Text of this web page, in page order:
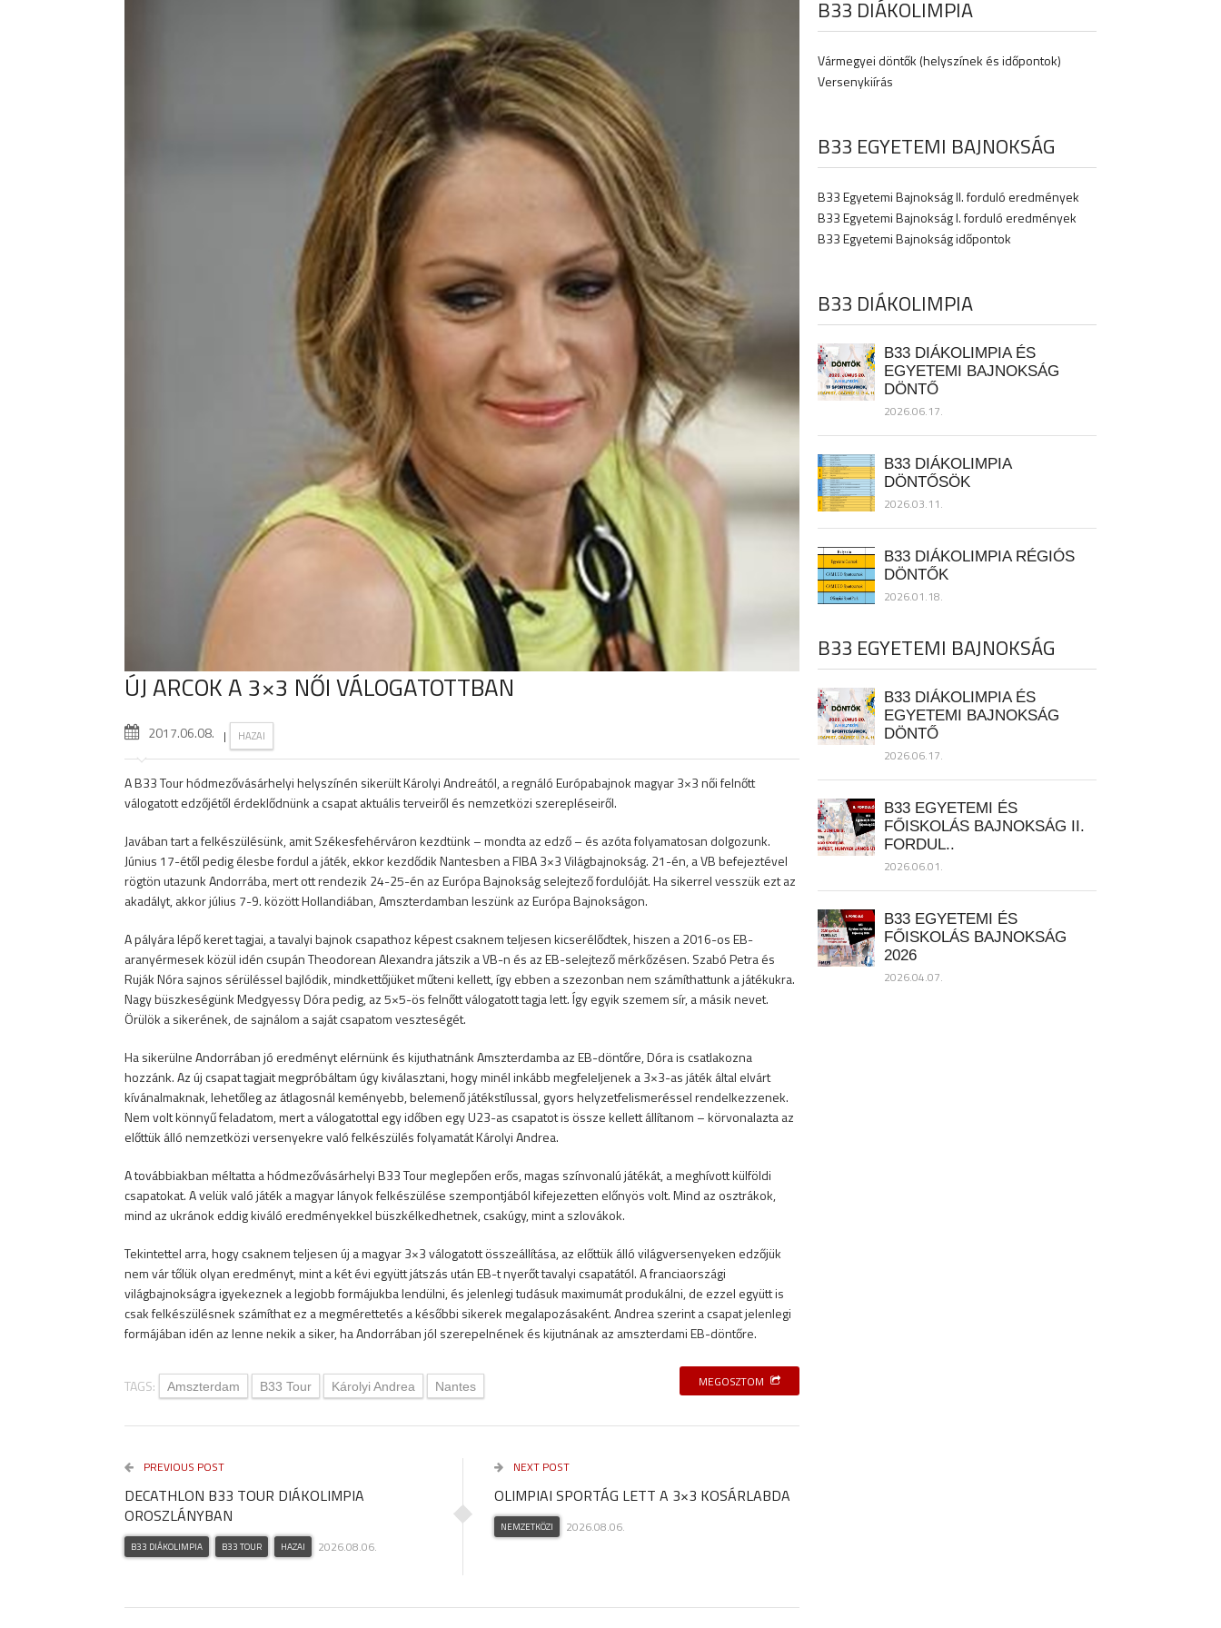
ÚJ ARCOK A 3×3 NŐI VÁLOGATOTTBAN
2017.06.08. | HAZAI
A B33 Tour hódmezővásárhelyi helyszínén sikerült Károlyi Andreától, a regnáló Európabajnok magyar 3×3 női felnőtt
válogatott edzőjétől érdeklődnünk a csapat aktuális terveiről és nemzetközi szerepléseiről.
Javában tart a felkészülésünk, amit Székesfehérváron kezdtünk – mondta az edző – és azóta folyamatosan dolgozunk.
Június 17-étől pedig élesbe fordul a játék, ekkor kezdődik Nantesben a FIBA 3×3 Világbajnokság. 21-én, a VB befejeztével
rögtön utazunk Andorrába, mert ott rendezik 24-25-én az Európa Bajnokság selejtező fordulóját. Ha sikerrel vesszük ezt az
akadályt, akkor július 7-9. között Hollandiában, Amszterdamban leszünk az Európa Bajnokságon.
A pályára lépő keret tagjai, a tavalyi bajnok csapathoz képest csaknem teljesen kicserélődtek, hiszen a 2016-os EB-
aranyérmesek közül idén csupán Theodorean Alexandra játszik a VB-n és az EB-selejtező mérkőzésen. Szabó Petra és
Ruják Nóra sajnos sérüléssel bajlódik, mindkettőjüket műteni kellett, így ebben a szezonban nem számíthattunk a játékukra.
Nagy büszkeségünk Medgyessy Dóra pedig, az 5×5-ös felnőtt válogatott tagja lett. Így egyik szemem sír, a másik nevet.
Örülök a sikerének, de sajnálom a saját csapatom veszteségét.
Ha sikerülne Andorrában jó eredményt elérnünk és kijuthatnánk Amszterdamba az EB-döntőre, Dóra is csatlakozna
hozzánk. Az új csapat tagjait megpróbáltam úgy kiválasztani, hogy minél inkább megfeleljenek a 3×3-as játék által elvárt
kívánalmaknak, lehetőleg az átlagosnál keményebb, belemenő játékstílussal, gyors helyzetfelismeréssel rendelkezzenek.
Nem volt könnyű feladatom, mert a válogatottal egy időben egy U23-as csapatot is össze kellett állítanom – körvonalazta az
előttük álló nemzetközi versenyekre való felkészülés folyamatát Károlyi Andrea.
A továbbiakban méltatta a hódmezővásárhelyi B33 Tour meglepően erős, magas színvonalú játékát, a meghívott külföldi
csapatokat. A velük való játék a magyar lányok felkészülése szempontjából kifejezetten előnyös volt. Mind az osztrákok,
mind az ukránok eddig kiváló eredményekkel büszkélkedhetnek, csakúgy, mint a szlovákok.
Tekintettel arra, hogy csaknem teljesen új a magyar 3×3 válogatott összeállítása, az előttük álló világversenyeken edzőjük
nem vár tőlük olyan eredményt, mint a két évi együtt játszás után EB-t nyerőt tavalyi csapatától. A franciaországi
világbajnokságra igyekeznek a legjobb formájukba lendülni, és jelenlegi tudásuk maximumát produkálni, de ezzel együtt is
csak felkészülésnek számíthat ez a megmérettetés a későbbi sikerek megalapozásaként. Andrea szerint a csapat jelenlegi
formájában idén az lenne nekik a siker, ha Andorrában jól szerepelnének és kijutnának az amszterdami EB-döntőre.
TAGS: Amszterdam B33 Tour Károlyi Andrea Nantes MEGOSZTOM
PREVIOUS POST
DECATHLON B33 TOUR DIÁKOLIMPIA
OROSZLÁNYBAN
B33 DIÁKOLIMPIA B33 TOUR HAZAI 2026.08.06.
NEXT POST
OLIMPIAI SPORTÁG LETT A 3×3 KOSÁRLABDA
NEMZETKÖZI 2026.08.06.
B33 DIÁKOLIMPIA
Vármegyei döntők (helyszínek és időpontok)
Versenykiírás
B33 EGYETEMI BAJNOKSÁG
B33 Egyetemi Bajnokság II. forduló eredmények
B33 Egyetemi Bajnokság I. forduló eredmények
B33 Egyetemi Bajnokság időpontok
B33 DIÁKOLIMPIA
B33 DIÁKOLIMPIA ÉS
EGYETEMI BAJNOKSÁG
DÖNTŐ
2026.06.17.
B33 DIÁKOLIMPIA
DÖNTŐSÖK
2026.03.11.
B33 DIÁKOLIMPIA RÉGIÓS
DÖNTŐK
2026.01.18.
B33 EGYETEMI BAJNOKSÁG
B33 DIÁKOLIMPIA ÉS
EGYETEMI BAJNOKSÁG
DÖNTŐ
2026.06.17.
B33 EGYETEMI ÉS
FŐISKOLÁS BAJNOKSÁG II.
FORDUL..
2026.06.01.
B33 EGYETEMI ÉS
FŐISKOLÁS BAJNOKSÁG
2026
2026.04.07.